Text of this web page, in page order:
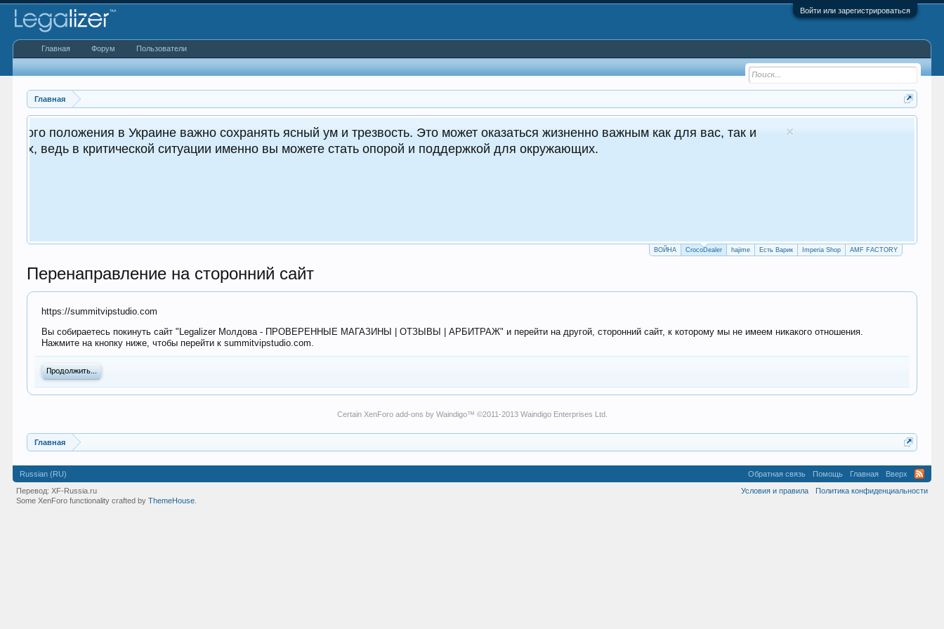
Войти или зарегистрироваться
Главная
важным как для вас, так и
CrocoDealer - №1 в Молдове Сайт авто продаж
ВОЙНА CrocoDealer hajime Есть Варик Imperia Shop AMF FACTORY
Перенаправление на сторонний сайт
https://summitvipstudio.com
Вы собираетесь покинуть сайт "Legalizer Молдова - ПРОВЕРЕННЫЕ МАГАЗИНЫ | ОТЗЫВЫ | АРБИТРАЖ" и перейти на другой, сторонний сайт, к которому мы не имеем никакого отношения.
Нажмите на кнопку ниже, чтобы перейти к summitvipstudio.com.
Продолжить...
Certain XenForo add-ons by Waindigo™ ©2011-2013 Waindigo Enterprises Ltd.
Главная
Главная Форум Пользователи
Russian (RU) Обратная связь Помощь Главная
Вверх
Условия и правила
Политика конфиденциальности
Перевод:XF-Russia.ru
Some XenForo functionality crafted byThemeHouse